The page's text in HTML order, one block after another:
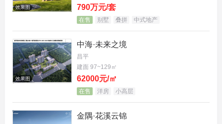
效果图 790万元/套
在售 别墅 叠拼 中式地产
效果图
中海·未来之境
昌平
建面 97~129㎡
62000元/㎡
在售 洋房 小高层
金隅·花溪云锦